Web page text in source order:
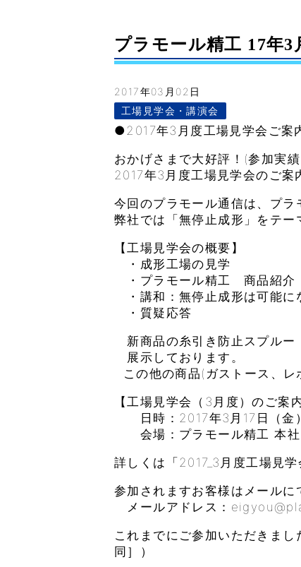
プラモール精工 17年3
2017年03月02日
工場見学会・講演会
●2017年3月度工場見学会ご案
おかげさまで大好評！(参加実
2017年3月度工場見学会のご案
今回のプラモール通信は、プラ
弊社では「無停止成形」をテー
【工場見学会の概要】
・成形工場の見学
・プラモール精工 商品紹介
・講和：無停止成形は可能に
・質疑応答
新商品の糸引き防止スプルー
展示しております。
この他の商品(ガストース、レ
【工場見学会（3月度）のご案内
日時：2017年3月17日（金
会場：プラモール精工 本社
詳しくは「2017_3月度工場見
参加されますお客様はメールに
メールアドレス：
これまでにご参加いただきま
同］）